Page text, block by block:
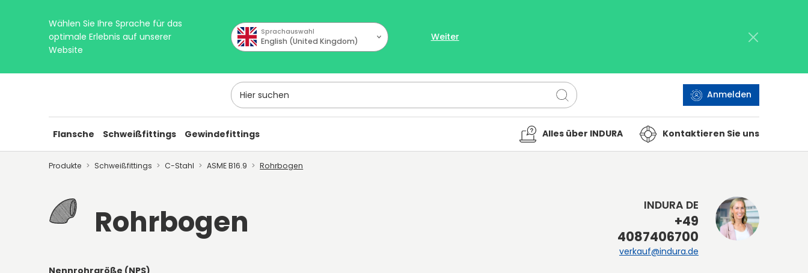
Wählen Sie Ihre Sprache für das
optimale Erlebnis auf unserer
Website
Sprachauswahl
English (United Kingdom) Weiter
Hier suchen
Anmelden
Flansche Schweißfittings Gewindefittings Alles über INDURA Kontaktieren Sie uns
Produkte Schweißfittings C-Stahl ASME B16.9 Rohrbogen
Rohrbogen INDURA DE
+49
4087406700
verkauf@indura.de
Nennrohrgröße (NPS)